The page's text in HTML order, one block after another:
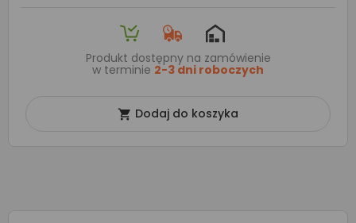
Produkt dostępny na zamówienie
w terminie 2-3 dni roboczych
 Dodaj do koszyka